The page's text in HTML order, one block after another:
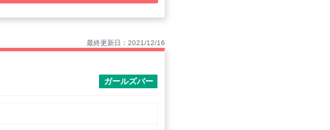
最終更新日：2021/12/16
ガールズバー